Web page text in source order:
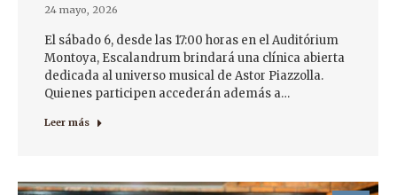
24 mayo, 2026
El sábado 6, desde las 17:00 horas en el Auditórium
Montoya, Escalandrum brindará una clínica abierta
dedicada al universo musical de Astor Piazzolla.
Quienes participen accederán además a…
Leer más